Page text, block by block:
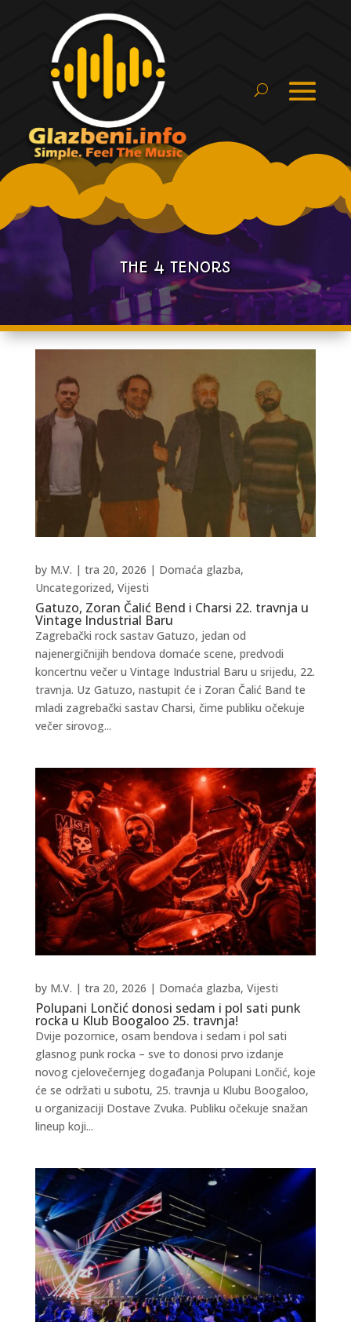
THE 4 TENORS
Gatuzo, Zoran Čalić Bend i Charsi 22. travnja u
Vintage Industrial Baru
by M.V. | tra 20, 2026 | Domaća glazba,
Uncategorized, Vijesti
Zagrebački rock sastav Gatuzo, jedan od
najenergičnijih bendova domaće scene, predvodi
koncertnu večer u Vintage Industrial Baru u srijedu, 22.
travnja. Uz Gatuzo, nastupit će i Zoran Čalić Band te
mladi zagrebački sastav Charsi, čime publiku očekuje
večer sirovog...
Polupani Lončić donosi sedam i pol sati punk
rocka u Klub Boogaloo 25. travnja!
by M.V. | tra 20, 2026 | Domaća glazba, Vijesti
Dvije pozornice, osam bendova i sedam i pol sati
glasnog punk rocka – sve to donosi prvo izdanje
novog cjelovečernjeg događanja Polupani Lončić, koje
će se održati u subotu, 25. travnja u Klubu Boogaloo,
u organizaciji Dostave Zvuka. Publiku očekuje snažan
lineup koji...